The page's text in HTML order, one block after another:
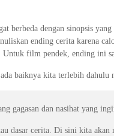
berbeda dengan sinopsis
ending cerita karena
Untuk film pendek, ending ini
baiknya kita terlebih dahulu
gagasan dan nasihat yang
dasar cerita. Di sini kita akan